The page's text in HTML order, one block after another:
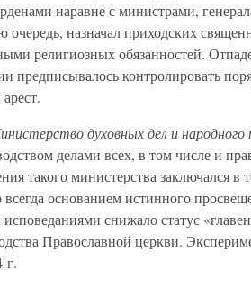
наравне с министрами,
назначал приходских
религиозных обязанностей.
предписывалось контролировать
духовных дел и народного
делами всех, в том числе и
такого министерства заключался в
всегда основанием истинного
снижало статус
Православной церкви.
г.